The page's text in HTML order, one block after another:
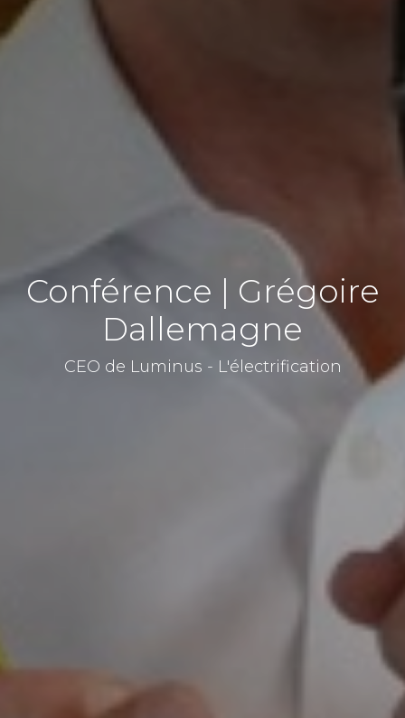
Conférence | Grégoire
Dallemagne
CEO de Luminus - L'électrification